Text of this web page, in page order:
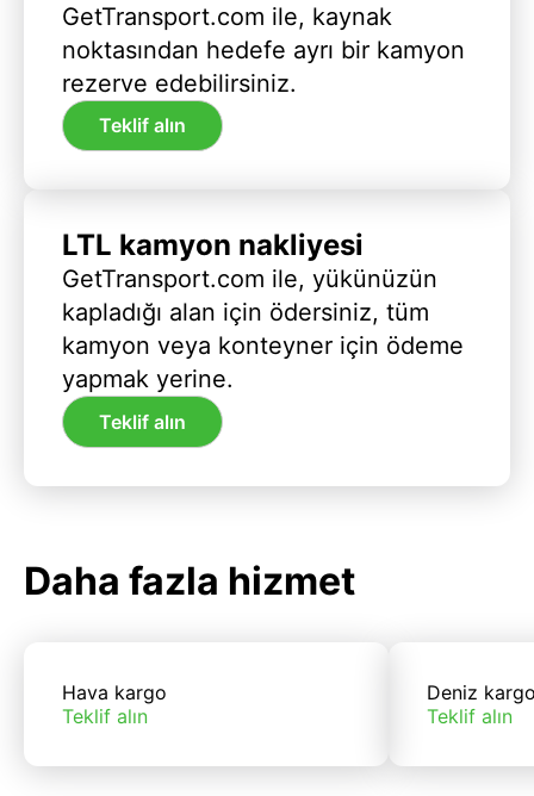
GetTransport.com ile, kaynak
noktasından hedefe ayrı bir kamyon
rezerve edebilirsiniz.
Teklif alın
LTL kamyon nakliyesi
GetTransport.com ile, yükünüzün
kapladığı alan için ödersiniz, tüm
kamyon veya konteyner için ödeme
yapmak yerine.
Teklif alın
Daha fazla hizmet
Hava kargo
Teklif alın
Deniz
Teklif alın